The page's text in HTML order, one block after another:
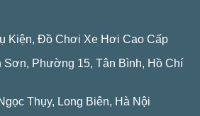
Kiện, Đồ Chơi Xe Hơi Cao Cấp
Sơn, Phường 15, Tân Bình, Hồ Chí
Thụy, Long Biên, Hà Nội